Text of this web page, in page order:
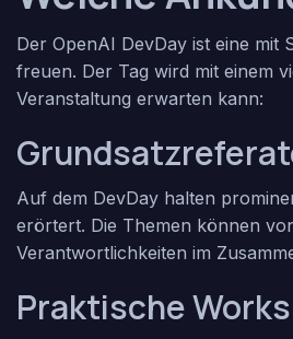
Der OpenAI DevDay ist eine
freuen. Der Tag wird mit einem
Veranstaltung erwarten kann:
Auf dem DevDay halten
erörtert. Die Themen können
Verantwortlichkeiten im
Praktische